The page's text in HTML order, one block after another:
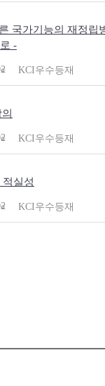
국가기능의 재정립
-
KCI우수등재
KCI우수등재
실성
KCI우수등재